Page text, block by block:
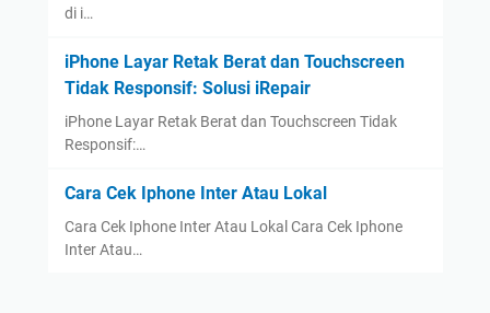
di i…
iPhone Layar Retak Berat dan Touchscreen
Tidak Responsif: Solusi iRepair
iPhone Layar Retak Berat dan Touchscreen Tidak
Responsif:…
Cara Cek Iphone Inter Atau Lokal
Cara Cek Iphone Inter Atau Lokal Cara Cek Iphone
Inter Atau…